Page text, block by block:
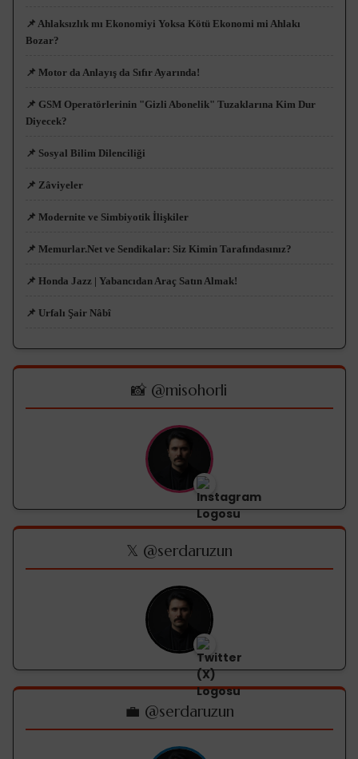
📌 Ahlaksızlık mı Ekonomiyi Yoksa Kötü Ekonomi mi Ahlakı
Bozar?
📌 Motor da Anlayış da Sıfır Ayarında!
📌 GSM Operatörlerinin "Gizli Abonelik" Tuzaklarına Kim Dur
Diyecek?
📌 Sosyal Bilim Dilenciliği
📌 Zâviyeler
📌 Modernite ve Simbiyotik İlişkiler
📌 Memurlar.Net ve Sendikalar: Siz Kimin Tarafındasınız?
📌 Honda Jazz | Yabancıdan Araç Satın Almak!
📌 Urfalı Şair Nâbî
📸 @misohorli
𝕏 @serdaruzun
💼 @serdaruzun